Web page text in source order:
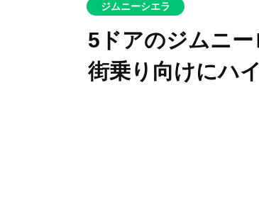
ジムニーシエラ
5ドアのジムニ
街乗り向けにハ